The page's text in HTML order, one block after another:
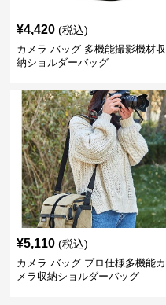
¥4,420 (税込)
カメラ バッグ 多機能撮影機材収
納ショルダーバッグ
¥5,110 (税込)
カメラ バッグ プロ仕様多機能カ
メラ収納ショルダーバッグ